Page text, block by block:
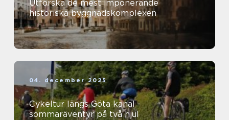
Utforska de mest imponerande
historiska byggnadskomplexen
04. december 2025
Cykeltur längs Göta kanal -
sommaräventyr på två hjul